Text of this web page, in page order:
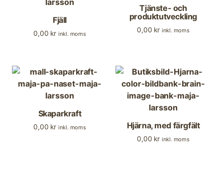
Fjäll
0,00 kr inkl. moms
Tjänste- och
produktutveckling
0,00 kr inkl. moms
Skaparkraft
0,00 kr inkl. moms Hjärna, med färgfält
0,00 kr inkl. moms